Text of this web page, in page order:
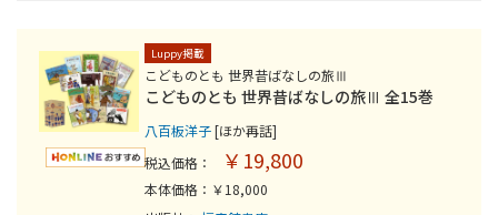
Luppy掲載
こどものとも 世界昔ばなしの旅Ⅲ
こどものとも 世界昔ばなしの旅Ⅲ 全15巻
八百板洋子[ほか再話]
税込価格：
￥19,800
本体価格：￥18,000